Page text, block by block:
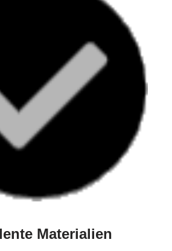
Materialien